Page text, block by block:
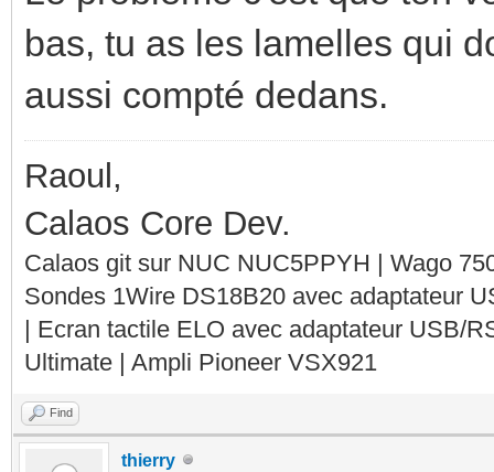
bas, tu as les lamelles qui
aussi compté dedans.
Raoul,
Calaos Core Dev.
Calaos git sur NUC NUC5PPYH | Wago
Sondes 1Wire DS18B20 avec adaptateur
| Ecran tactile ELO avec adaptateur USB/
Ultimate | Ampli Pioneer VSX921
Find
thierry